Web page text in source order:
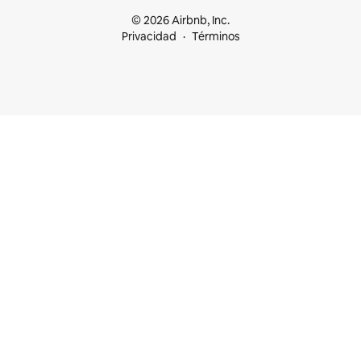
© 2026 Airbnb, Inc.
Privacidad
Términos